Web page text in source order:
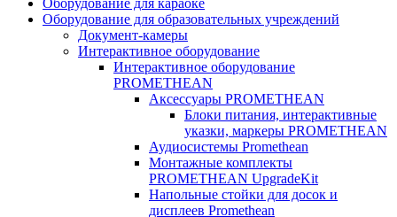
Оборудование для караоке
Оборудование для образовательных учреждений
Документ-камеры
Интерактивное оборудование
Интерактивное оборудование
PROMETHEAN
Аксессуары PROMETHEAN
Блоки питания, интерактивные
указки, маркеры PROMETHEAN
Аудиосистемы Promethean
Монтажные комплекты
PROMETHEAN UpgradeKit
Напольные стойки для досок и
дисплеев Promethean